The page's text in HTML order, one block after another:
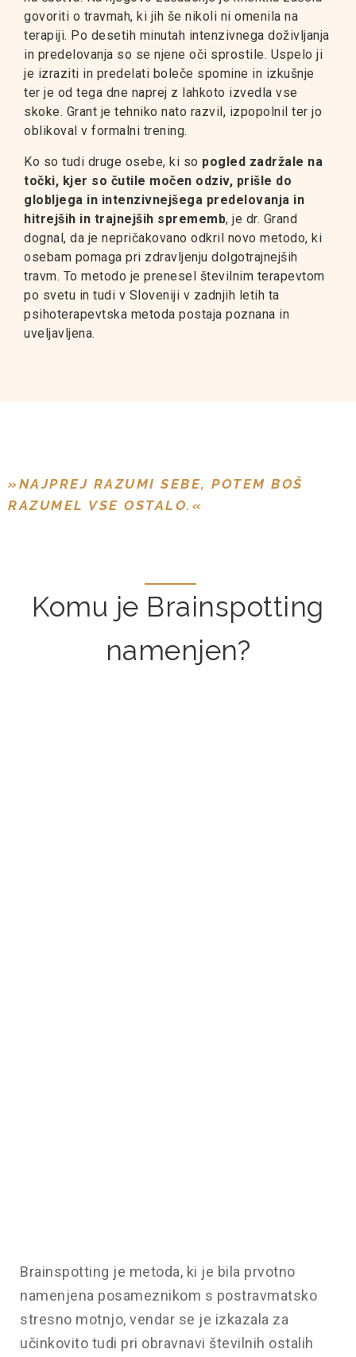
govoriti o travmah, ki jih še nikoli ni omenila na
terapiji. Po desetih minutah intenzivnega doživljanja
in predelovanja so se njene oči sprostile. Uspelo ji
je izraziti in predelati boleče spomine in izkušnje
ter je od tega dne naprej z lahkoto izvedla vse
skoke. Grant je tehniko nato razvil, izpopolnil ter jo
oblikoval v formalni trening.
Ko so tudi druge osebe, ki so pogled zadržale na
točki, kjer so čutile močen odziv, prišle do
globljega in intenzivnejšega predelovanja in
hitrejših in trajnejših sprememb, je dr. Grand
dognal, da je nepričakovano odkril novo metodo, ki
osebam pomaga pri zdravljenju dolgotrajnejših
travm. To metodo je prenesel številnim terapevtom
po svetu in tudi v Sloveniji v zadnjih letih ta
psihoterapevtska metoda postaja poznana in
uveljavljena.
»NAJPREJ RAZUMI SEBE, POTEM BOŠ
RAZUMEL VSE OSTALO.«
Komu je Brainspotting
namenjen?
Brainspotting je metoda, ki je bila prvotno
namenjena posameznikom s postravmatsko
stresno motnjo, vendar se je izkazala za
učinkovito tudi pri obravnavi številnih ostalih